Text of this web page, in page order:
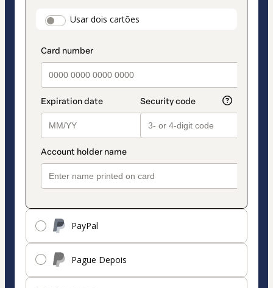
payment_data.section_title_v2
Usar dois cartões
PayPal
Pague Depois